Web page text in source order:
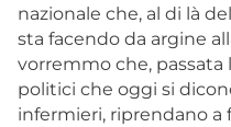
nazionale che, al di là
sta facendo da argine
vorremmo che, passata
politici che oggi si
infermieri, riprendano a